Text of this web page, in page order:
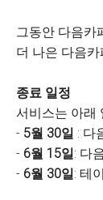
그동안 다음카
더 나은 다음
종료 일정
서비스는 아래
- 5월 30일 : 다
- 6월 15일: 다
- 6월 30일: 테